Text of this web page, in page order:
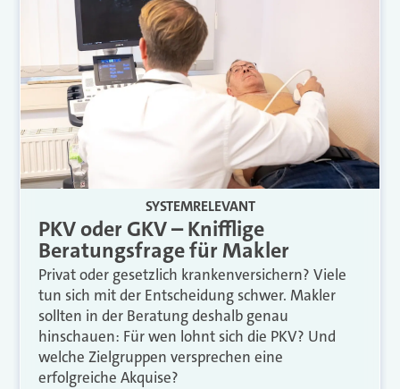
SYSTEMRELEVANT
PKV oder GKV – Knifflige
Beratungsfrage für Makler
Privat oder gesetzlich krankenversichern? Viele
tun sich mit der Entscheidung schwer. Makler
sollten in der Beratung deshalb genau
hinschauen: Für wen lohnt sich die PKV? Und
welche Zielgruppen versprechen eine
erfolgreiche Akquise?